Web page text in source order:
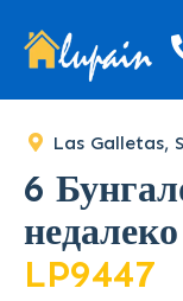
Las Galletas,
6
LP9447